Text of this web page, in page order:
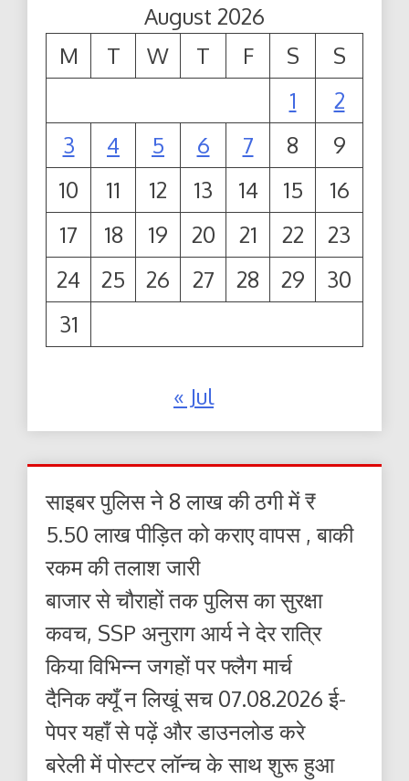
August 2026
M
T W T F S
S
1
2
3
4 5 6 7 8
9
10
11 12 13 14 15
16
17
18 19 20 21 22
23
24
25 26 27 28 29
30
31
« Jul
साइबर पुलिस ने 8 लाख की ठगी में ₹
5.50 लाख पीड़ित को कराए वापस , बाकी
रकम की तलाश जारी
बाजार से चौराहों तक पुलिस का सुरक्षा
कवच, SSP अनुराग आर्य ने देर रात्रि
किया विभिन्न जगहों पर फ्लैग मार्च
दैनिक क्यूँ न लिखूं सच 07.08.2026 ई-
पेपर यहाँ से पढ़ें और डाउनलोड करे
बरेली में पोस्टर लॉन्च के साथ शुरू हुआ